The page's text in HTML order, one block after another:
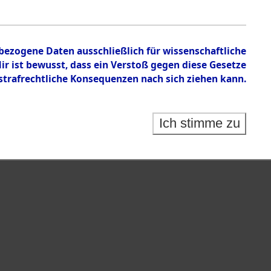
Daten ausschließlich für wissenschaftliche
bewusst, dass ein Verstoß gegen diese Gesetze
Konsequenzen nach sich ziehen kann.
Ich stimme zu